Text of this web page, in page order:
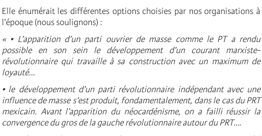
Elle énumérait les différentes options choisies par nos organisations à
l’époque (nous soulignons) :
« • L’apparition d’un parti ouvrier de masse comme le PT a rendu
possible en son sein le développement d’un courant marxiste-
révolutionnaire qui travaille à sa construction avec un maximum de
loyauté…
• le développement d’un parti révolutionnaire indépendant avec une
influence de masse s’est produit, fondamentalement, dans le cas du PRT
mexicain. Avant l’apparition du néocardénisme, on a failli réussir la
convergence du gros de la gauche révolutionnaire autour du PRT….